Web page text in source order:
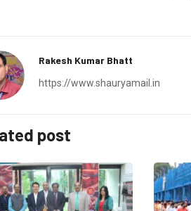
Rakesh Kumar Bhatt
https://www.shauryamail.in
post